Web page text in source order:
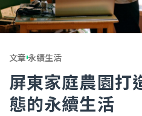
文章永續生活
屏東家庭農園打
態的永續生活